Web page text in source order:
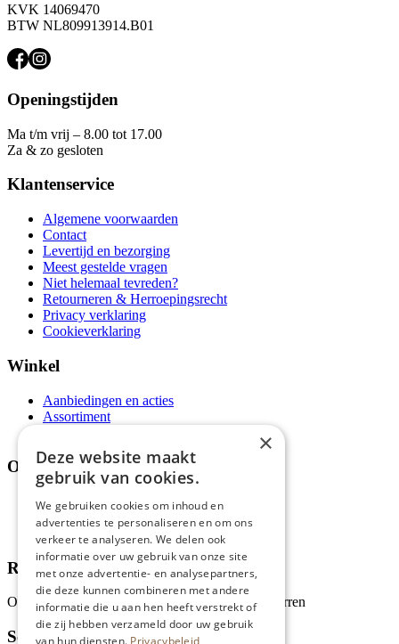
KVK 14069470
BTW NL809913914.B01
Openingstijden
Ma t/m vrij – 8.00 tot 17.00
Za & zo gesloten
Klantenservice
Algemene voorwaarden
Contact
Levertijd en bezorging
Meest gestelde vragen
Niet helemaal tevreden?
Retourneren & Herroepingsrecht
Privacy verklaring
Cookieverklaring
Winkel
Aanbiedingen en acties
Assortiment
Over ons
Wie zijn wij?
Recepten
Tips
Recensies
Onze klanten waarderen ons met 4.9 van de 5 sterren
Schrijf je in voor onze nieuwsbrief
×
Deze website maakt
gebruik van cookies.
We gebruiken cookies om inhoud en
advertenties te personaliseren en om ons
verkeer te analyseren. We delen ook
informatie over uw gebruik van onze site
met onze advertentie- en analysepartners,
die deze kunnen combineren met andere
informatie die u aan hen heeft verstrekt of
die zij hebben verzameld door uw gebruik
van hun diensten. Privacybeleid